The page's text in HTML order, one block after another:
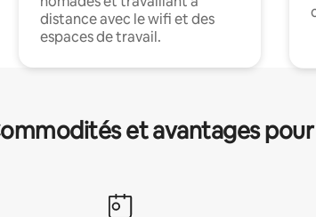
distance avec le wifi et des
espaces de travail.
et avantages